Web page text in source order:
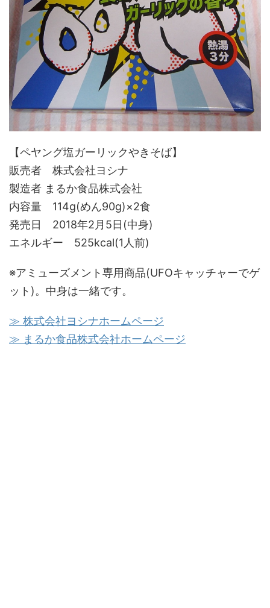
【ペヤング塩ガーリックやきそば】
販売者 株式会社ヨシナ
製造者 まるか食品株式会社
内容量 114g(めん90g)×2食
発売日 2018年2月5日(中身)
エネルギー 525kcal(1人前)
※アミューズメント専用商品(UFOキャッチャーでゲ
ット)。中身は一緒です。
≫ 株式会社ヨシナホームページ
≫ まるか食品株式会社ホームページ